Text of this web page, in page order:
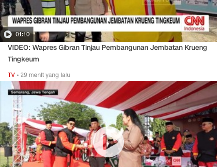
01:10
VIDEO: Wapres Gibran Tinjau Pembangunan Jembatan Krueng
Tingkeum
TV •29 menit yang lalu